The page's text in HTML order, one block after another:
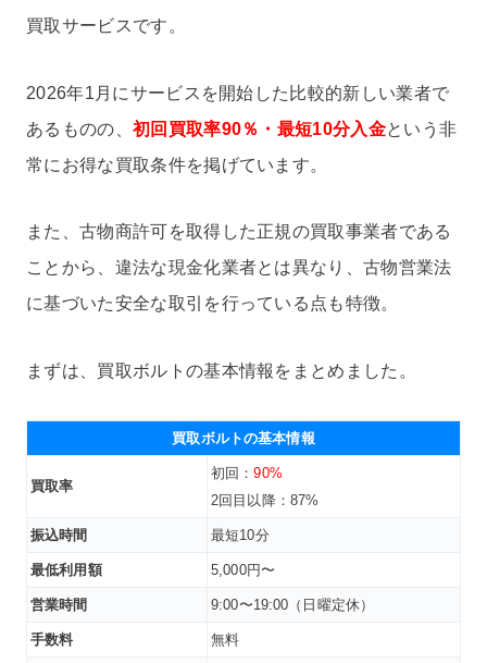
買取サービスです。
2026年1月にサービスを開始した比較的新しい業者で
あるものの、 初回買取率90％・最短10分入金という非
常にお得な買取条件を掲げています。
また、古物商許可を取得した正規の買取事業者である
ことから、違法な現金化業者とは異なり、古物営業法
に基づいた安全な取引を行っている点も特徴。
まずは、買取ボルトの基本情報をまとめました。
買取ボルトの基本情報
買取率
初回：90%
2回目以降：87%
振込時間 最短10分
最低利用額 5,000円〜
営業時間 9:00〜19:00（日曜定休）
手数料 無料